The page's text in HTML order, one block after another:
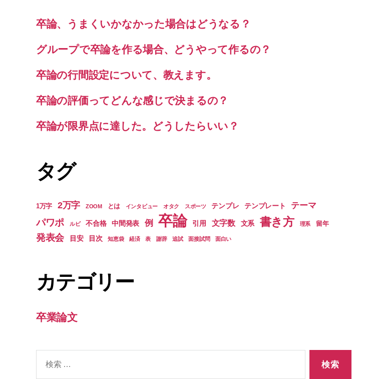
卒論、うまくいかなかった場合はどうなる？
グループで卒論を作る場合、どうやって作るの？
卒論の行間設定について、教えます。
卒論の評価ってどんな感じで決まるの？
卒論が限界点に達した。どうしたらいい？
タグ
1万字 2万字 ZOOM とは インタビュー オタク スポーツ テンプレ テンプレート テーマ
パワポ ルビ 不合格 中間発表 例 卒論 引用 文字数 文系 書き方 理系 留年
発表会 目安 目次 知恵袋 経済 表 謝辞 追試 面接試問 面白い
カテゴリー
卒業論文